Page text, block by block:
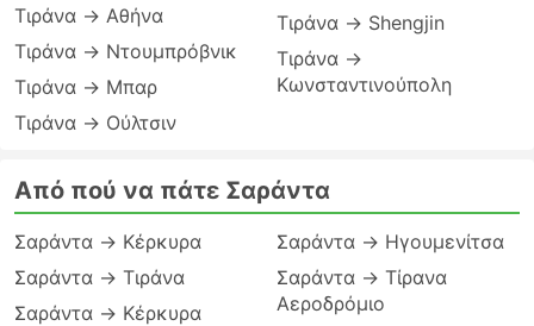
Τιράνα → Αθήνα
Τιράνα → Ντουμπρόβνικ
Τιράνα → Μπαρ
Τιράνα → Ούλτσιν
Τιράνα → Shengjin
Τιράνα →
Κωνσταντινούπολη
Από πού να πάτε Σαράντα
Σαράντα → Κέρκυρα
Σαράντα → Τιράνα
Σαράντα → Κέρκυρα
Σαράντα → Ηγουμενίτσα
Σαράντα → Τίρανα
Αεροδρόμιο